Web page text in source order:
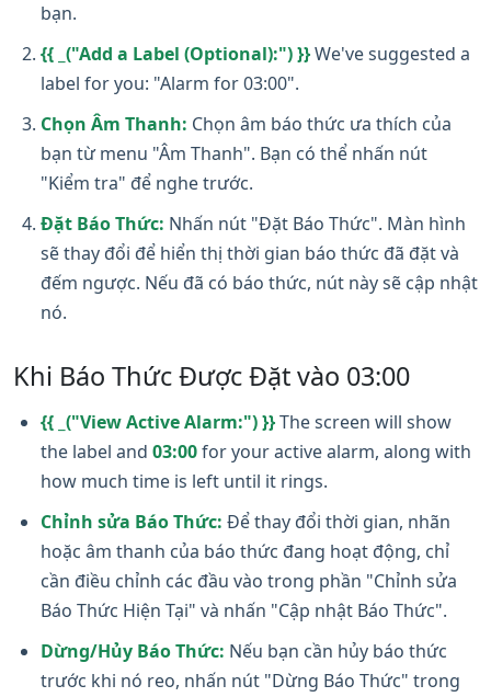
bạn.
{{ _("Add a Label (Optional):") }}We've suggested a
label for you: "Alarm for 03:00".
Chọn Âm Thanh: Chọn âm báo thức ưa thích của
bạn từ menu "Âm Thanh". Bạn có thể nhấn nút
"Kiểm tra" để nghe trước.
Đặt Báo Thức: Nhấn nút "Đặt Báo Thức". Màn hình
sẽ thay đổi để hiển thị thời gian báo thức đã đặt và
đếm ngược. Nếu đã có báo thức, nút này sẽ cập nhật
nó.
Khi Báo Thức Được Đặt vào 03:00
{{ _("View Active Alarm:") }}The screen will show
the label and 03:00for your active alarm, along with
how much time is left until it rings.
Chỉnh sửa Báo Thức: Để thay đổi thời gian, nhãn
hoặc âm thanh của báo thức đang hoạt động, chỉ
cần điều chỉnh các đầu vào trong phần "Chỉnh sửa
Báo Thức Hiện Tại" và nhấn "Cập nhật Báo Thức".
Dừng/Hủy Báo Thức: Nếu bạn cần hủy báo thức
trước khi nó reo, nhấn nút "Dừng Báo Thức" trong